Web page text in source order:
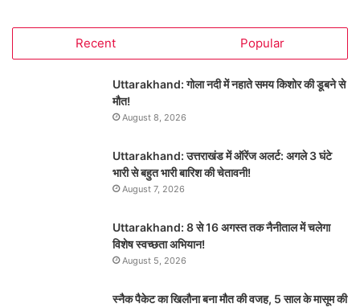
Recent Popular
Uttarakhand: गोला नदी में नहाते समय किशोर की डूबने से
मौत!
August 8, 2026
Uttarakhand: उत्तराखंड में ऑरेंज अलर्ट: अगले 3 घंटे
भारी से बहुत भारी बारिश की चेतावनी!
August 7, 2026
Uttarakhand: 8 से 16 अगस्त तक नैनीताल में चलेगा
विशेष स्वच्छता अभियान!
August 5, 2026
स्नैक पैकेट का खिलौना बना मौत की वजह, 5 साल के मासूम की